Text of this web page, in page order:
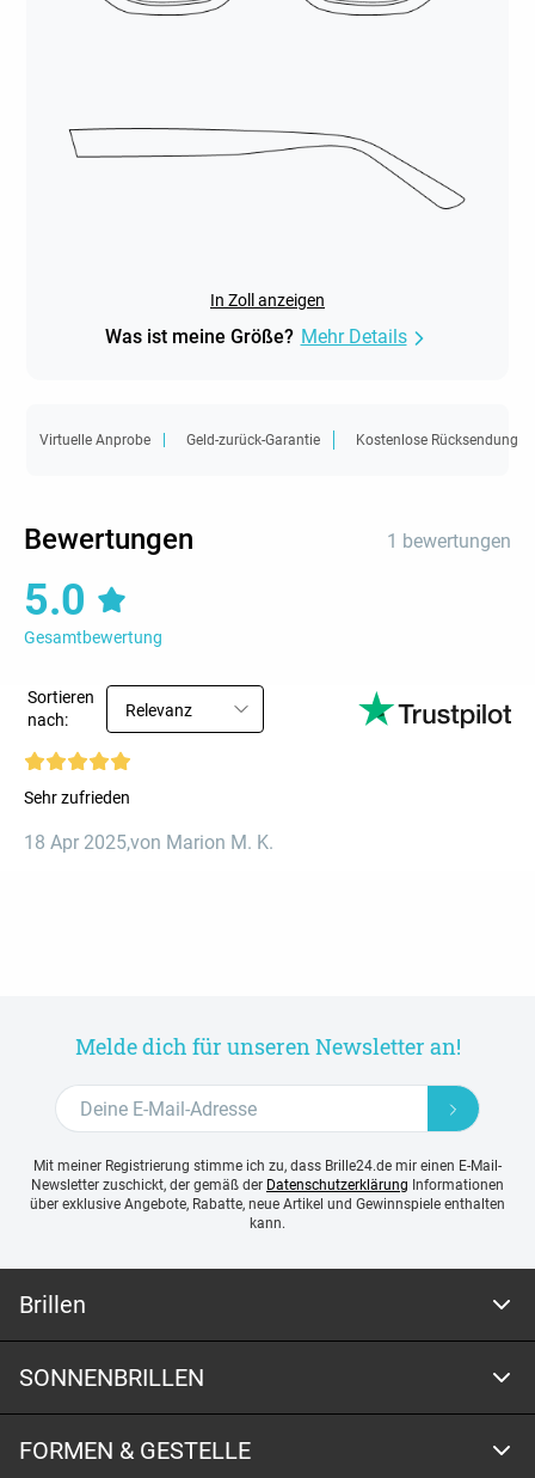
In Zoll anzeigen
Was ist meine Größe? Mehr Details
Virtuelle Anprobe Geld-zurück-Garantie Kostenlose Rücksendung
Bewertungen 1 bewertungen
5.0
Gesamtbewertung
Sortieren
nach:
Relevanz
Sehr zufrieden
18 Apr 2025,von Marion M. K.
Melde dich für unseren Newsletter an!
Mit meiner Registrierung stimme ich zu, dass Brille24.de mir einen E-Mail-
Newsletter zuschickt, der gemäß der Datenschutzerklärung Informationen
über exklusive Angebote, Rabatte, neue Artikel und Gewinnspiele enthalten
kann.
Brillen
SONNENBRILLEN
FORMEN & GESTELLE